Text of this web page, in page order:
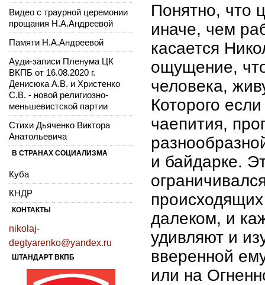
Понятно, что
иначе, чем
касается
ощущение,
человека,
Которого
чаепития,
и байдарке.
далеком, и
удивляют и
вверенной
или на
Видео с траурной церемонии
прощания Н.А.Андреевой
Памяти Н.А.Андреевой
Ауди-записи Пленума ЦК
ВКПБ от 16.08.2020 г.
Денисюка А.В. и Христенко
С.В. - новой религиозно-
меньшевистской партии
Стихи Дьяченко Виктора
Анатольевича
В СТРАНАХ СОЦИАЛИЗМА
Куба
КНДР
КОНТАКТЫ
nikolaj-
degtyarenko@yandex.ru
ШТАНДАРТ ВКПБ